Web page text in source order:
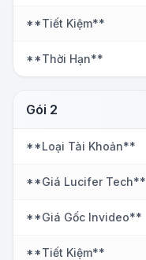
**Tiết Kiệm**
**Thời Hạn**
Gói 2
**Loại Tài Khoản**
**Giá Lucifer Tech**
**Giá Gốc Invideo**
**Tiết Kiệm**